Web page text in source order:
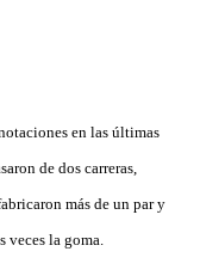
en las últimas
de dos carreras,
más de un par y
la goma.